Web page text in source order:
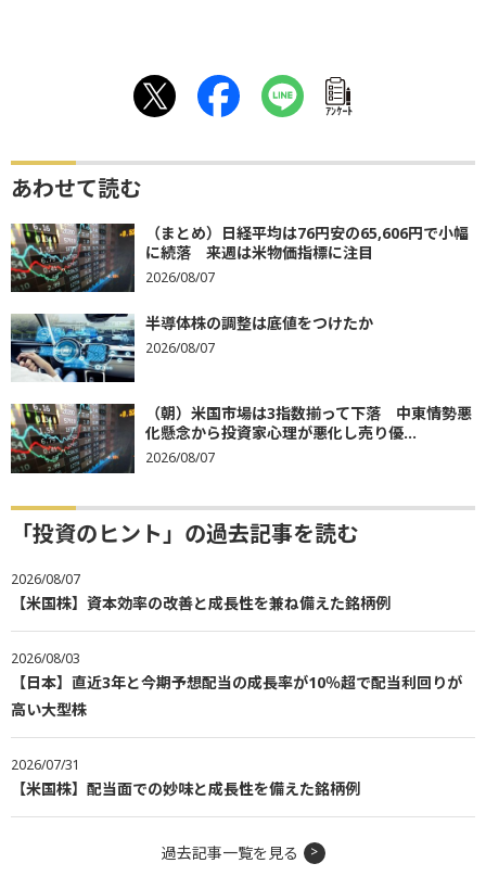
ｱﾝｹｰﾄ
あわせて読む
（まとめ）日経平均は76円安の65,606円で小幅
に続落 来週は米物価指標に注目
2026/08/07
半導体株の調整は底値をつけたか
2026/08/07
（朝）米国市場は3指数揃って下落 中東情勢悪
化懸念から投資家心理が悪化し売り優...
2026/08/07
「投資のヒント」の過去記事を読む
2026/08/07
【米国株】資本効率の改善と成長性を兼ね備えた銘柄例
2026/08/03
【日本】直近3年と今期予想配当の成長率が10％超で配当利回りが
高い大型株
2026/07/31
【米国株】配当面での妙味と成長性を備えた銘柄例
過去記事一覧を見る